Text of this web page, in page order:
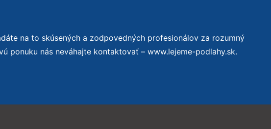
na to skúsených a zodpovedných profesionálov za rozumný
ponuku nás neváhajte kontaktovať – www.lejeme-podlahy.sk.